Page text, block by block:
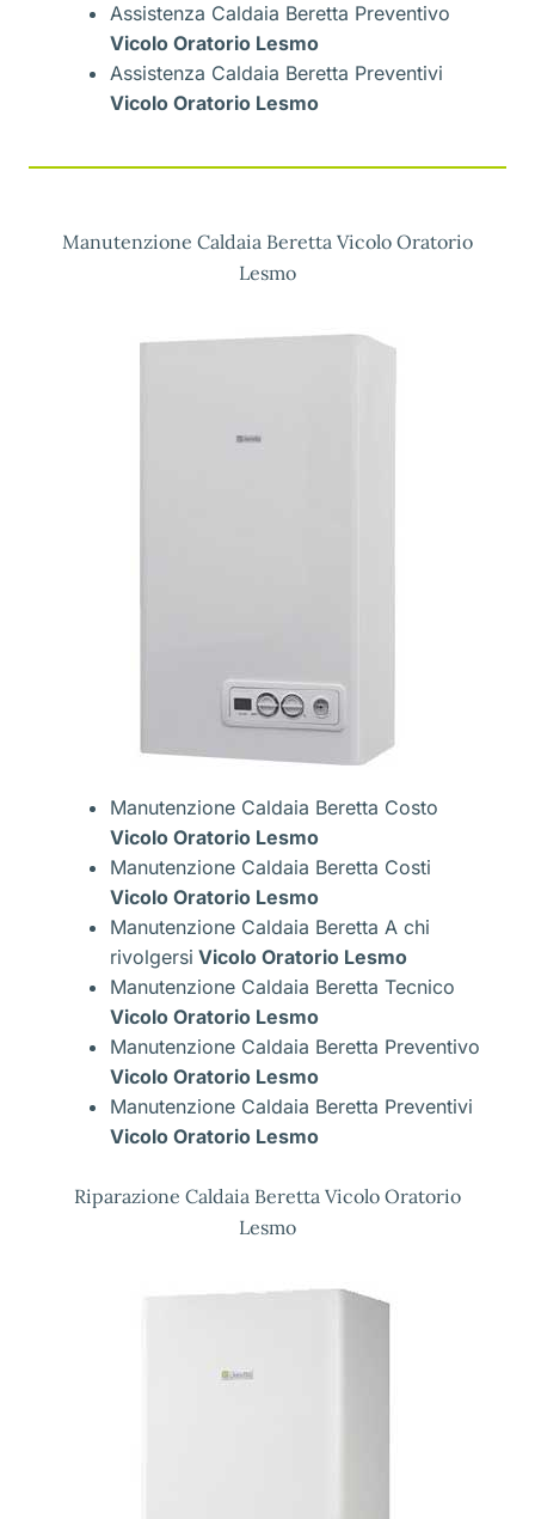
Assistenza Caldaia Beretta Preventivo
Vicolo Oratorio Lesmo
Assistenza Caldaia Beretta Preventivi
Vicolo Oratorio Lesmo
Manutenzione Caldaia Beretta Vicolo Oratorio
Lesmo
Manutenzione Caldaia Beretta Costo
Vicolo Oratorio Lesmo
Manutenzione Caldaia Beretta Costi
Vicolo Oratorio Lesmo
Manutenzione Caldaia Beretta A chi
rivolgersi Vicolo Oratorio Lesmo
Manutenzione Caldaia Beretta Tecnico
Vicolo Oratorio Lesmo
Manutenzione Caldaia Beretta Preventivo
Vicolo Oratorio Lesmo
Manutenzione Caldaia Beretta Preventivi
Vicolo Oratorio Lesmo
Riparazione Caldaia Beretta Vicolo Oratorio
Lesmo